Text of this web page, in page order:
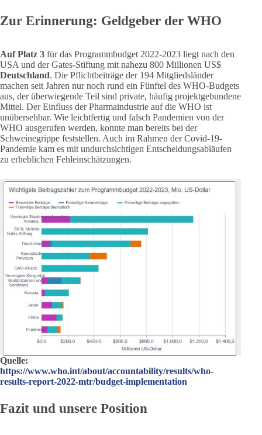
Zur Erinnerung: Geldgeber der WHO
Auf Platz 3 für das Programmbudget 2022-2023 liegt nach den
USA und der Gates-Stiftung mit nahezu 800 Millionen US$
Deutschland. Die Pflichtbeiträge der 194 Mitgliedsländer
machen seit Jahren nur noch rund ein Fünftel des WHO-Budgets
aus, der überwiegende Teil sind private, häufig projektgebundene
Mittel. Der Einfluss der Pharmaindustrie auf die WHO ist
unübersehbar. Wie leichtfertig und falsch Pandemien von der
WHO ausgerufen werden, konnte man bereits bei der
Schweinegrippe feststellen. Auch im Rahmen der Covid-19-
Pandemie kam es mit undurchsichtigen Entscheidungsabläufen
zu erheblichen Fehleinschätzungen.
Quelle:
https://www.who.int/about/accountability/results/who-
results-report-2022-mtr/budget-implementation
Fazit und unsere Position